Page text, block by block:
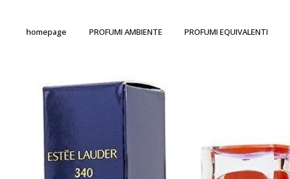
homepage PROFUMI AMBIENTE PROFUMI EQUIVALENTI